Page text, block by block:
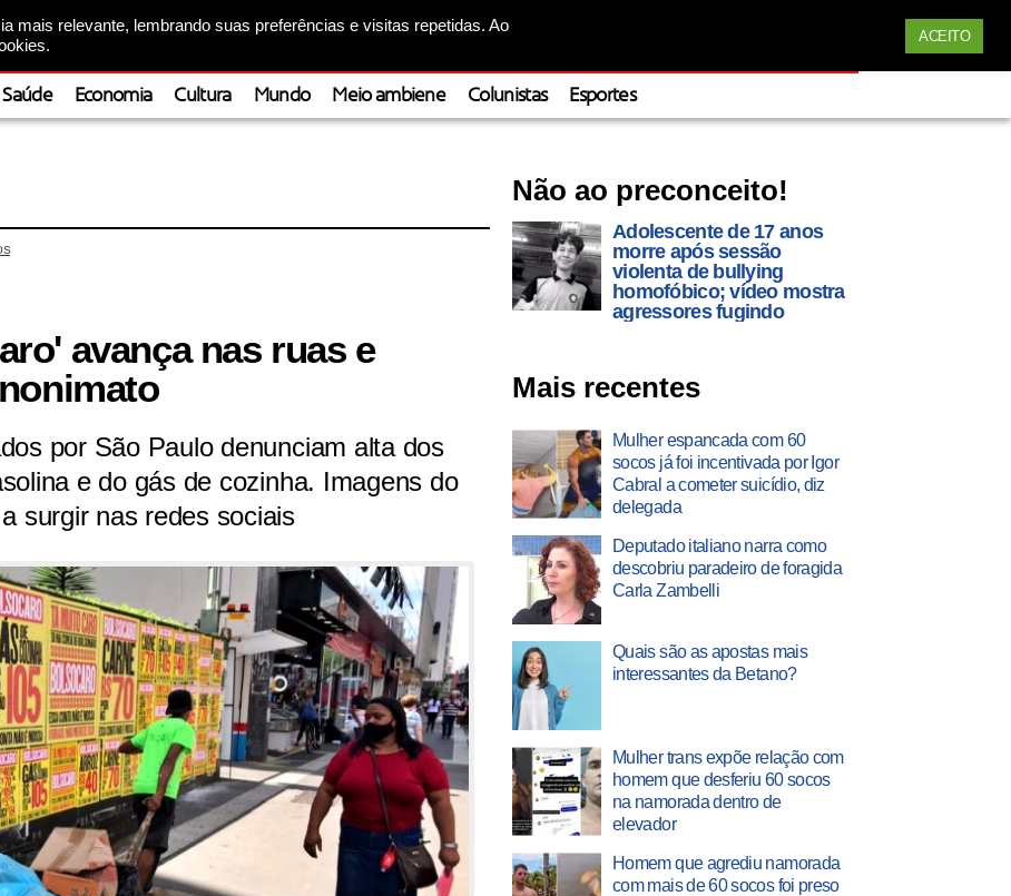
mais relevante, lembrando suas preferências e visitas repetidas. Ao
ACEITO
Saúde Economia Cultura Mundo Meio ambiene Colunistas Esportes
avança nas ruas e
por São Paulo denunciam alta dos
e do gás de cozinha. Imagens do
surgir nas redes sociais
Não ao preconceito!
Adolescente de 17 anos
morre após sessão
violenta de bullying
homofóbico; vídeo mostra
agressores fugindo
Mais recentes
Mulher espancada com 60
socos já foi incentivada por Igor
Cabral a cometer suicídio, diz
delegada
Deputado italiano narra como
descobriu paradeiro de foragida
Carla Zambelli
Quais são as apostas mais
interessantes da Betano?
Mulher trans expõe relação com
homem que desferiu 60 socos
na namorada dentro de
elevador
Homem que agrediu namorada
com mais de 60 socos foi preso